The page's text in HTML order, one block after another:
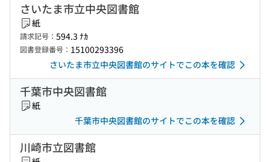
さいたま市立中央図書館
紙
請求記号： 594.3 ﾅｶ
図書登録番号： 15100293396
さいたま市立中央図書館のサイトでこの本を確認
千葉市中央図書館
紙
千葉市中央図書館のサイトでこの本を確認
川崎市立図書館